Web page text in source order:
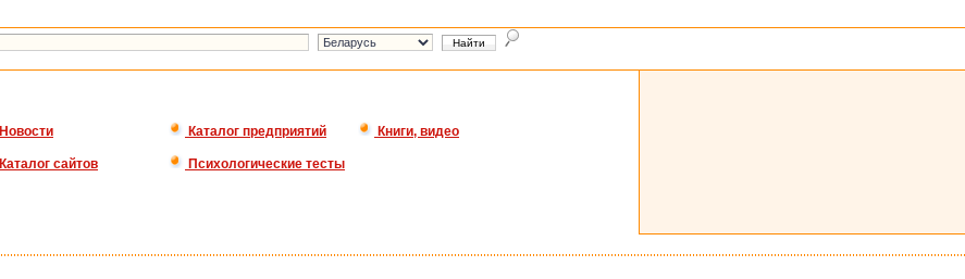
Новости Каталог предприятий Книги, видео
Каталог сайтов Психологические тесты